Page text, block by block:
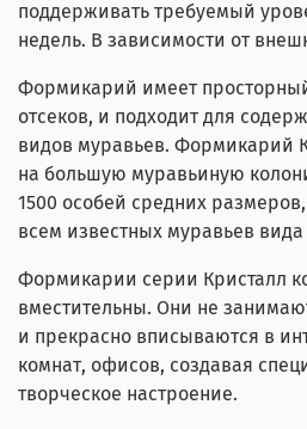
поддерживать требуемый
недель. В зависимости от
Формикарий имеет
отсеков, и подходит для
видов муравьев. Формикарий
на большую муравьиную
1500 особей средних
всем известных муравьев
Формикарии серии Кристалл
вместительны. Они не
и прекрасно вписываются в
комнат, офисов, создавая
творческое настроение.